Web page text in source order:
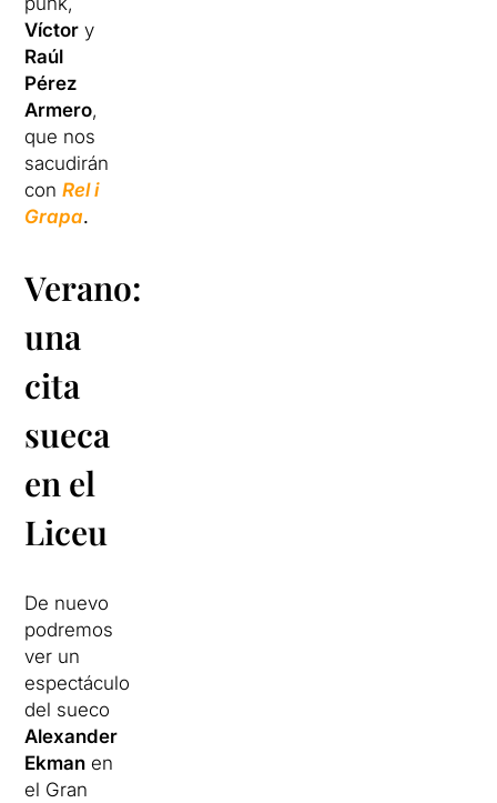
Víctor y
Raúl
Pérez
Armero,
que nos
sacudirán
conRel i
Grapa.
Verano:
una
cita
sueca
en el
Liceu
De nuevo
podremos
ver un
espectáculo
del sueco
Alexander
Ekman en
el Gran